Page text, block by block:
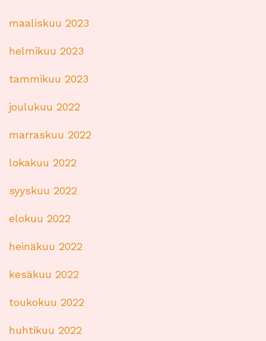
maaliskuu 2023
helmikuu 2023
tammikuu 2023
joulukuu 2022
marraskuu 2022
lokakuu 2022
syyskuu 2022
elokuu 2022
heinäkuu 2022
kesäkuu 2022
toukokuu 2022
huhtikuu 2022